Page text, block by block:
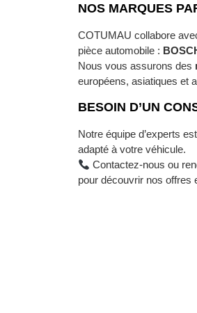
NOS MARQUES
COTUMAU collabore
pièce automobile :
Nous vous assurons des
européens, asiatiques et
BESOIN D’UN
Notre équipe d’experts
adapté à votre véhicule.
Contactez-nous ou
pour découvrir nos offres